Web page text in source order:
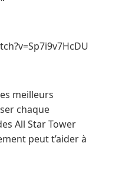
meilleurs
chaque
All Star Tower
peut t’aider à